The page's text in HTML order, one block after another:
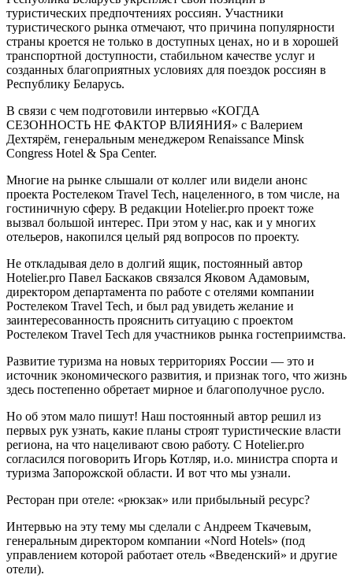
туристических предпочтениях россиян. Участники
туристического рынка отмечают, что причина популярности
страны кроется не только в доступных ценах, но и в хорошей
транспортной доступности, стабильном качестве услуг и
созданных благоприятных условиях для поездок россиян в
Республику Беларусь.
В связи с чем подготовили интервью «КОГДА
СЕЗОННОСТЬ НЕ ФАКТОР ВЛИЯНИЯ» с Валерием
Дехтярём, генеральным менеджером Renaissance Minsk
Congress Hotel & Spa Center.
Многие на рынке слышали от коллег или видели анонс
проекта Ростелеком Travel Tech, нацеленного, в том числе, на
гостиничную сферу. В редакции Hotelier.pro проект тоже
вызвал большой интерес. При этом у нас, как и у многих
отельеров, накопился целый ряд вопросов по проекту.
Не откладывая дело в долгий ящик, постоянный автор
Hotelier.pro Павел Баскаков связался Яковом Адамовым,
директором департамента по работе с отелями компании
Ростелеком Travel Tech, и был рад увидеть желание и
заинтересованность прояснить ситуацию с проектом
Ростелеком Travel Tech для участников рынка гостеприимства.
Развитие туризма на новых территориях России — это и
источник экономического развития, и признак того, что жизнь
здесь постепенно обретает мирное и благополучное русло.
Но об этом мало пишут! Наш постоянный автор решил из
первых рук узнать, какие планы строят туристические власти
региона, на что нацеливают свою работу. С Hotelier.pro
согласился поговорить Игорь Котляр, и.о. министра спорта и
туризма Запорожской области. И вот что мы узнали.
Ресторан при отеле: «рюкзак» или прибыльный ресурс?
Интервью на эту тему мы сделали с Андреем Ткачевым,
генеральным директором компании «Nord Hotels» (под
управлением которой работает отель «Введенский» и другие
отели).